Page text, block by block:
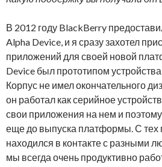
В 2012 году BlackBerry
Alpha Device, и я сразу захотел
приложений для своей новой
Device был прототипом
Корпус не имел окончательного
он работал как серийное
свои приложения на нем и
еще до выпуска платформы. С тех
находился в контакте с разными
мы всегда очень продуктивно